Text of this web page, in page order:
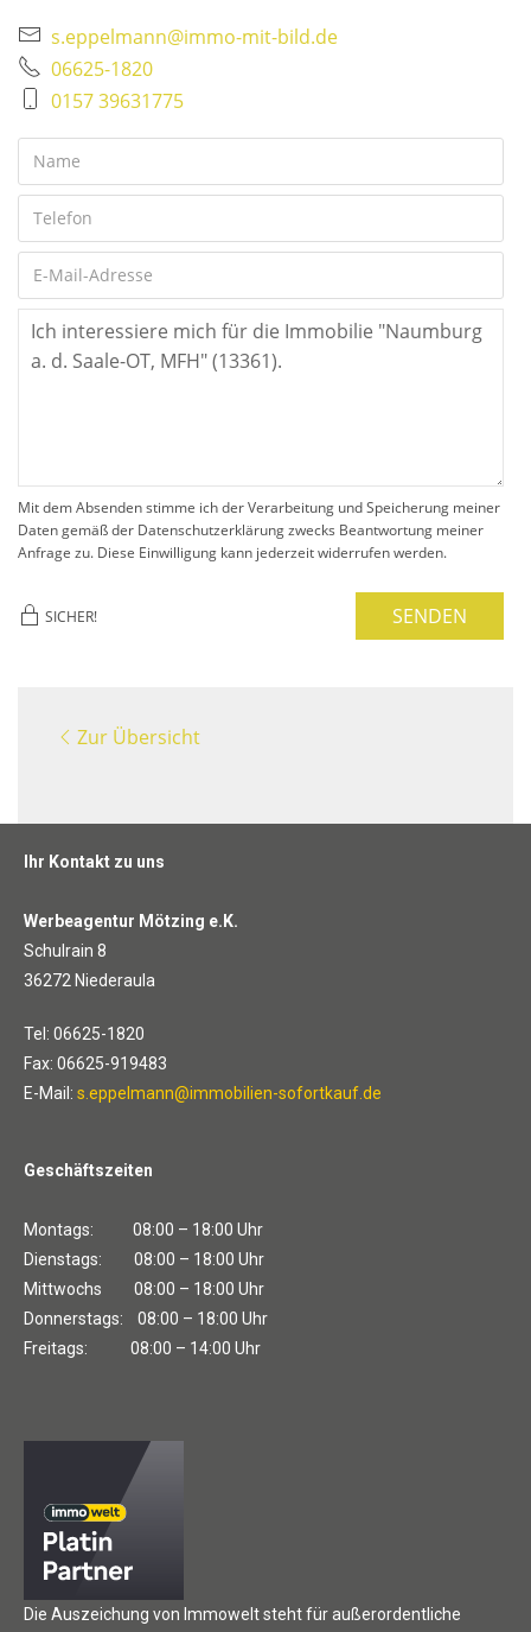
s.eppelmann@immo-mit-bild.de
06625-1820
0157 39631775
Mit dem Absenden stimme ich der Verarbeitung und Speicherung meiner
Daten gemäß der Datenschutzerklärung zwecks Beantwortung meiner
Anfrage zu. Diese Einwilligung kann jederzeit widerrufen werden.
SICHER! SENDEN
Zur Übersicht
Ihr Kontakt zu uns
Werbeagentur Mötzing e.K.
Schulrain 8
36272 Niederaula
Tel: 06625-1820
Fax: 06625-919483
E-Mail: s.eppelmann@immobilien-sofortkauf.de
Geschäftszeiten
Montags: 08:00 – 18:00 Uhr
Dienstags: 08:00 – 18:00 Uhr
Mittwochs 08:00 – 18:00 Uhr
Donnerstags: 08:00 – 18:00 Uhr
Freitags: 08:00 – 14:00 Uhr
Die Auszeichung von Immowelt steht für außerordentliche